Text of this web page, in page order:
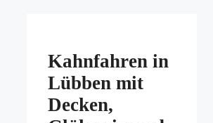
Kahnfahren in
Lübben mit
Decken,